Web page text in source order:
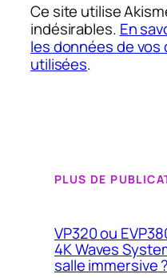
Ce site utilise
indésirables. En
les données de
utilisées.
PLUS DE
VP320 ou
4K Waves
salle immersive ?